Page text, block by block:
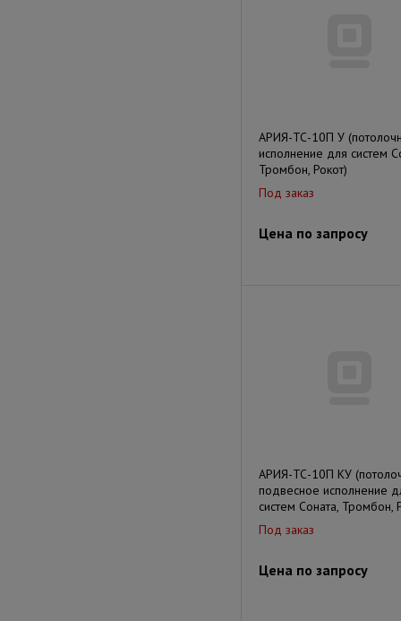
АРИЯ-ТС-10П У
исполнение для систем
Тромбон, Рокот)
Под заказ
Цена по запросу
АРИЯ-ТС-10П КУ
подвесное исполнение
систем Соната, Тромбон,
Под заказ
Цена по запросу